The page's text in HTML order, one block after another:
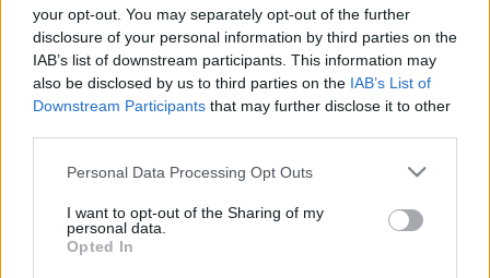
your opt-out. You may separately opt-out of the further
disclosure of your personal information by third parties on the
IAB’s list of downstream participants. This information may
also be disclosed by us to third parties on the IAB’s List of
Downstream Participants that may further disclose it to other
Personal Data Processing Opt Outs
I want to opt-out of the Sharing of my
personal data.
Opted In
Vai al sito in modalità classica
Registrati Redazione Invia notizia Feed RSS Facebook
Twitter